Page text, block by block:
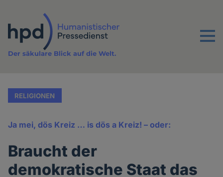
Inhalt
Menu
Der säkulare Blick auf die Welt.
RELIGIONEN
Ja mei, dös Kreiz … is dös a Kreiz! – oder:
Braucht der
demokratische Staat das